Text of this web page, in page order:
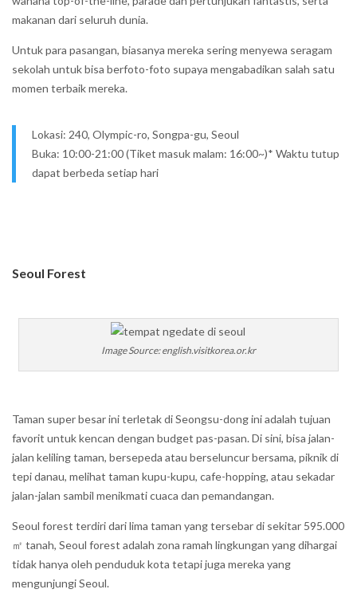
makanan dari seluruh dunia.
Untuk para pasangan, biasanya mereka sering menyewa seragam
sekolah untuk bisa berfoto-foto supaya mengabadikan salah satu
momen terbaik mereka.
Lokasi: 240, Olympic-ro, Songpa-gu, Seoul
Buka: 10:00-21:00 (Tiket masuk malam: 16:00~)* Waktu tutup
dapat berbeda setiap hari
Seoul Forest
Image Source: english.visitkorea.or.kr
Taman super besar ini terletak di Seongsu-dong ini adalah tujuan
favorit untuk kencan dengan budget pas-pasan. Di sini, bisa jalan-
jalan keliling taman, bersepeda atau berseluncur bersama, piknik di
tepi danau, melihat taman kupu-kupu, cafe-hopping, atau sekadar
jalan-jalan sambil menikmati cuaca dan pemandangan.
Seoul forest terdiri dari lima taman yang tersebar di sekitar 595.000
㎡ tanah, Seoul forest adalah zona ramah lingkungan yang dihargai
tidak hanya oleh penduduk kota tetapi juga mereka yang
mengunjungi Seoul.